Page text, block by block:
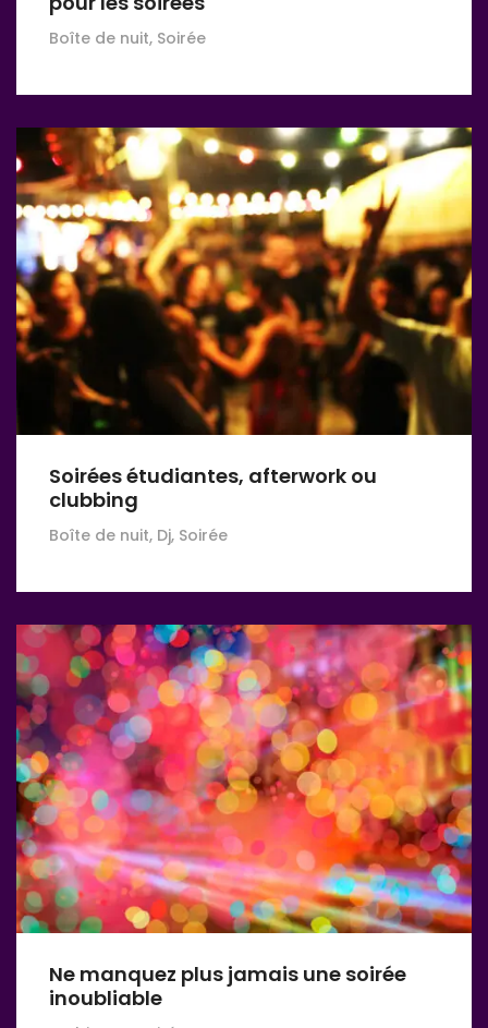
Boîte de nuit, Soirée
Soirées étudiantes, afterwork ou
clubbing
Boîte de nuit, Dj, Soirée
Ne manquez plus jamais une soirée
inoubliable